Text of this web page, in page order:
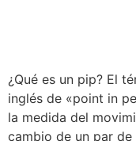
¿Qué es un pip? El
inglés de «point in
la medida del
cambio de un par